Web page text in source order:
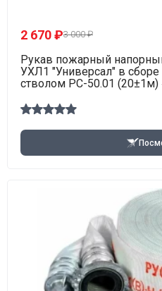
2 670 ₽3 000 ₽
Рукав пожарный
УХЛ1 "Универсал" в
стволом РС-50.01 (20±1м)